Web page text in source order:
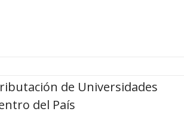
de Universidades
del País